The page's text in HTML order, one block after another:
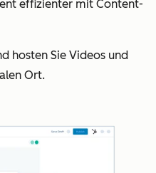
effizienter mit Content-
hosten Sie Videos und
Ort.